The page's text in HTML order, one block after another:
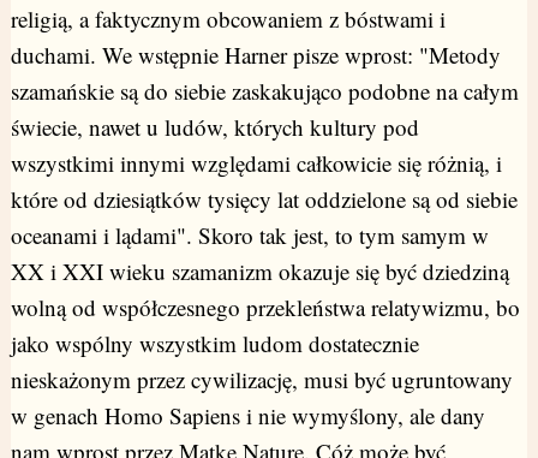
religią, a faktycznym obcowaniem z bóstwami i
duchami. We wstępnie Harner pisze wprost: "Metody
szamańskie są do siebie zaskakująco podobne na całym
świecie, nawet u ludów, których kultury pod
wszystkimi innymi względami całkowicie się różnią, i
które od dziesiątków tysięcy lat oddzielone są od siebie
oceanami i lądami". Skoro tak jest, to tym samym w
XX i XXI wieku szamanizm okazuje się być dziedziną
wolną od współczesnego przekleństwa relatywizmu, bo
jako wspólny wszystkim ludom dostatecznie
nieskażonym przez cywilizację, musi być ugruntowany
w genach Homo Sapiens i nie wymyślony, ale dany
nam wprost przez Matkę Naturę. Cóż może być